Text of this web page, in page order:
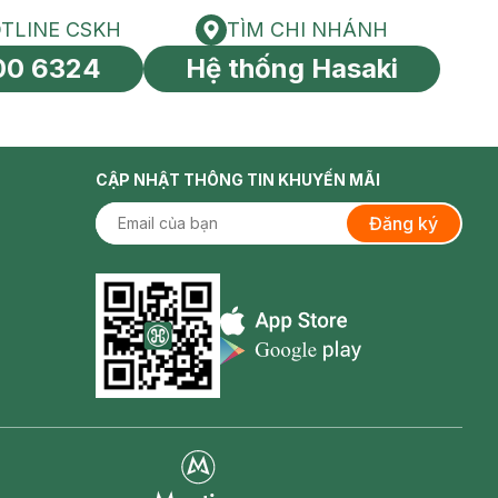
toàn cầu
HOTLINE CSKH
CSKH
6324
Tìm chi nhánh
TÌM CHI NHÁNH
Hệ thống Hasaki
CẬP NHẬT THÔNG TIN KHUYẾN MÃI
Đăng ký
Appstore icon